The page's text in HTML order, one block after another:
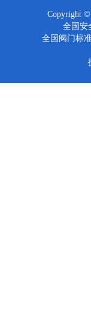
Copyright
全国安
全国阀门标